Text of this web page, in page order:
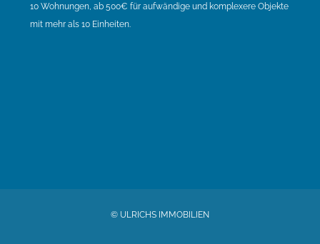
10 Wohnungen, ab 500€ für aufwändige und komplexere Objekte
mit mehr als 10 Einheiten.
© ULRICHS IMMOBILIEN